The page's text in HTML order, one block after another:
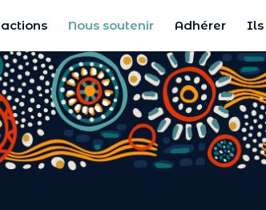
actions Nous soutenir Adhérer Ils